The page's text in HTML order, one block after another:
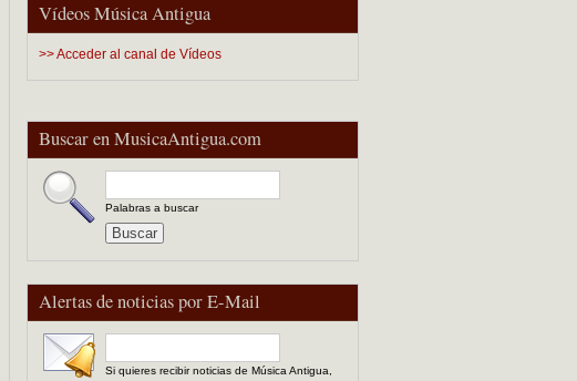
Vídeos Música Antigua
>> Acceder al canal de Vídeos
Buscar en MusicaAntigua.com
Palabras a buscar
Alertas de noticias por E-Mail
Si quieres recibir noticias de Música Antigua,